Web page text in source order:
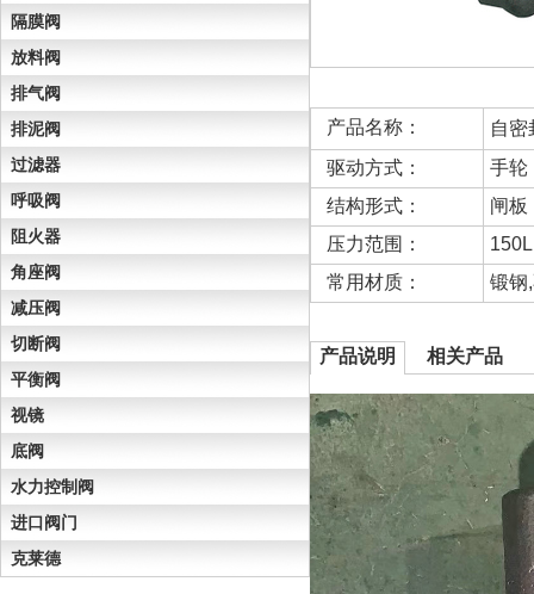
隔膜阀
放料阀
排气阀
排泥阀
过滤器
呼吸阀
阻火器
角座阀
减压阀
切断阀
平衡阀
视镜
底阀
水力控制阀
进口阀门
克莱德
产品名称：
自密
驱动方式：
手轮
结构形式：
闸板
压力范围：
常用材质：
锻钢
产品说明 相关产品